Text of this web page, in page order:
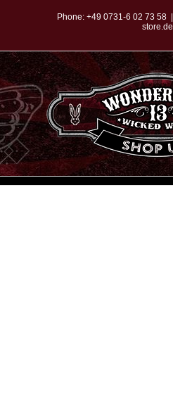
springen
Phone: +49 0731-6 02 73 58
store.de